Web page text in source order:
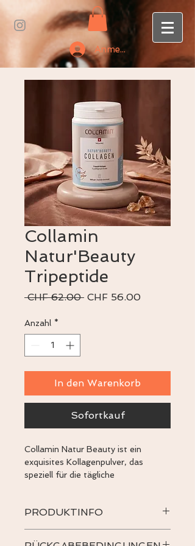
Anmelden
Collamin
Natur'Beauty
Tripeptide
CHF 62.00 Standardpreis
CHF 56.00Sale-
Anzahl *
In den Warenkorb
Sofortkauf
Collamin Natur Beauty ist ein
exquisites Kollagenpulver, das
speziell für die tägliche
hochreinen Tripeptiden versorgt
Ihren Körper mit wichtigen
PRODUKTINFO